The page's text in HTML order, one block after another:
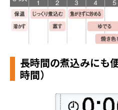
長時間の煮込みにも
時間）